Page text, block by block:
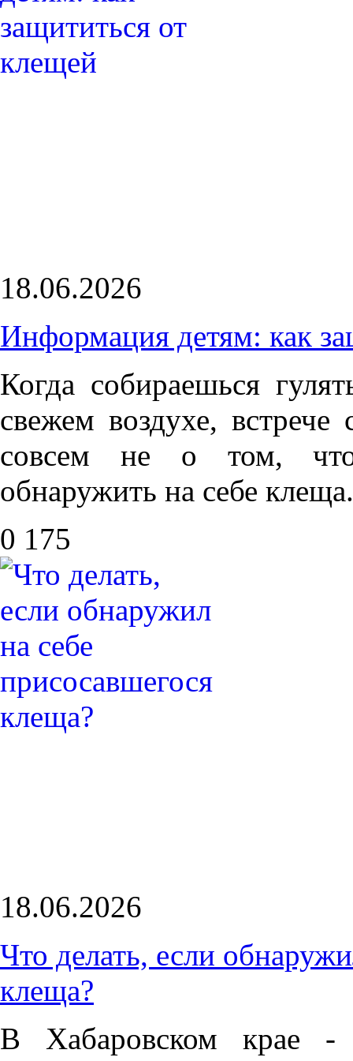
18.06.2026
Информация детям: как
Когда собираешься
свежем воздухе,
совсем не о том,
обнаружить на себе клеща.
0 175
18.06.2026
Что делать, если
клеща?
В Хабаровском крае -